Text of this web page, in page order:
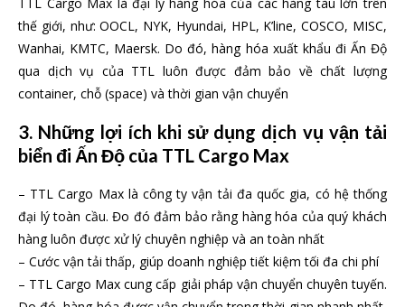
thế giới, như: OOCL, NYK, Hyundai, HPL, K’line, COSCO, MISC,
Wanhai, KMTC, Maersk. Do đó, hàng hóa xuất khẩu đi Ấn Độ
qua dịch vụ của TTL luôn được đảm bảo về chất lượng
container, chỗ (space) và thời gian vận chuyển
3. Những lợi ích khi sử dụng dịch vụ vận tải
biển đi Ấn Độ của TTL Cargo Max
– TTL Cargo Max là công ty vận tải đa quốc gia, có hệ thống
đại lý toàn cầu. Đo đó đảm bảo rằng hàng hóa của quý khách
hàng luôn được xử lý chuyên nghiệp và an toàn nhất
– Cước vận tải thấp, giúp doanh nghiệp tiết kiệm tối đa chi phí
– TTL Cargo Max cung cấp giải pháp vận chuyển chuyên tuyến.